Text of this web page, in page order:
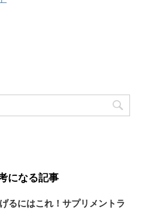
になる記事
るにはこれ！サプリメントラ